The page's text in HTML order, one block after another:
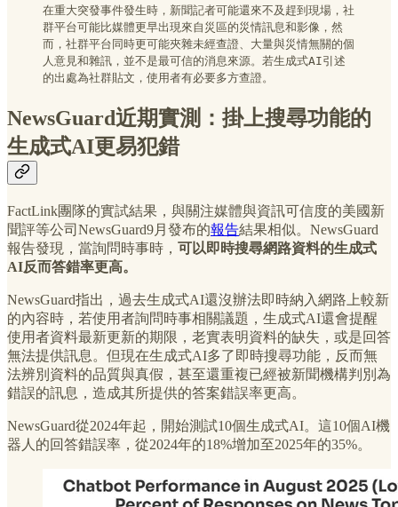
在重大突發事件發生時，新聞記者可能還來不及趕到現場，社
群平台可能比媒體更早出現來自災區的災情訊息和影像，然
而，社群平台同時更可能夾雜未經查證、大量與災情無關的個
人意見和雜訊，並不是最可信的消息來源。若生成式AI引述
的出處為社群貼文，使用者有必要多方查證。
NewsGuard近期實測：掛上搜尋功能的
生成式AI更易犯錯
FactLink團隊的實試結果，與關注媒體與資訊可信度的美國新
聞評等公司NewsGuard9月發布的報告結果相似。NewsGuard
報告發現，當詢問時事時， 可以即時搜尋網路資料的生成式
AI反而答錯率更高。
NewsGuard指出，過去生成式AI還沒辦法即時納入網路上較新
的內容時，若使用者詢問時事相關議題，生成式AI還會提醒
使用者資料最新更新的期限，老實表明資料的缺失，或是回答
無法提供訊息。但現在生成式AI多了即時搜尋功能，反而無
法辨別資料的品質與真假，甚至還重複已經被新聞機構判別為
錯誤的訊息，造成其所提供的答案錯誤率更高。
NewsGuard從2024年起，開始測試10個生成式AI。這10個AI機
器人的回答錯誤率，從2024年的18%增加至2025年的35%。